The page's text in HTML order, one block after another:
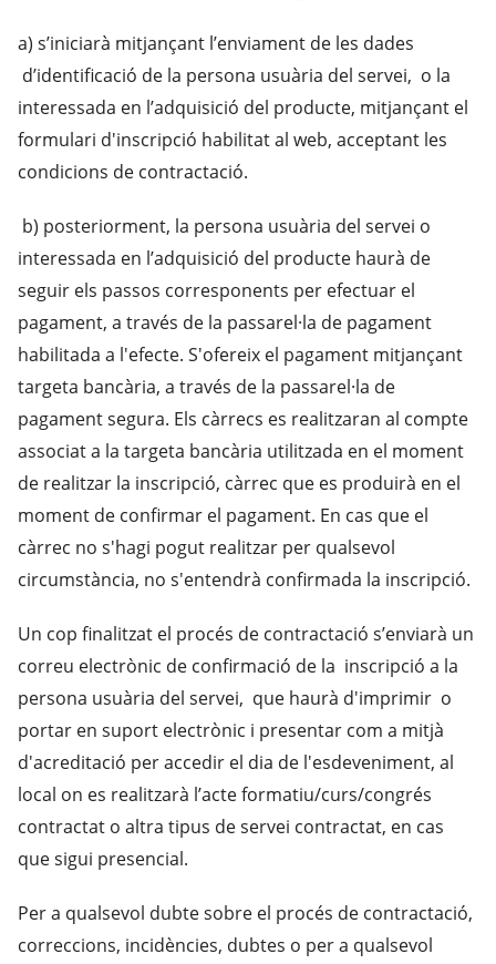
a) s’iniciarà mitjançant l’enviament de les dades
d’identificació de la persona usuària del servei, o la
interessada en l’adquisició del producte, mitjançant el
formulari d'inscripció habilitat al web, acceptant les
condicions de contractació.
b) posteriorment, la persona usuària del servei o
interessada en l’adquisició del producte haurà de
seguir els passos corresponents per efectuar el
pagament, a través de la passarel·la de pagament
habilitada a l'efecte. S'ofereix el pagament mitjançant
targeta bancària, a través de la passarel·la de
pagament segura. Els càrrecs es realitzaran al compte
associat a la targeta bancària utilitzada en el moment
de realitzar la inscripció, càrrec que es produirà en el
moment de confirmar el pagament. En cas que el
càrrec no s'hagi pogut realitzar per qualsevol
circumstància, no s'entendrà confirmada la inscripció.
Un cop finalitzat el procés de contractació s’enviarà un
correu electrònic de confirmació de la inscripció a la
persona usuària del servei, que haurà d'imprimir o
portar en suport electrònic i presentar com a mitjà
d'acreditació per accedir el dia de l'esdeveniment, al
local on es realitzarà l’acte formatiu/curs/congrés
contractat o altra tipus de servei contractat, en cas
que sigui presencial.
Per a qualsevol dubte sobre el procés de contractació,
correccions, incidències, dubtes o per a qualsevol